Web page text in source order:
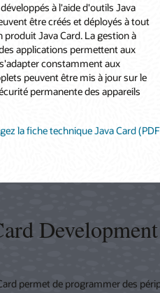
à l'aide d'outils Java
être créés et déployés à tout
Java Card. La gestion à
applications permettent aux
constamment aux
peuvent être mis à jour sur le
permanente des appareils
la fiche technique Java Card
permet de programmer des